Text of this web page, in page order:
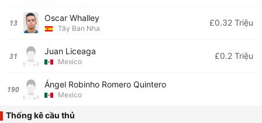
13 Oscar Whalley
Tây Ban Nha
£0.32 Triệu
31 Juan Liceaga
Mexico
£0.2 Triệu
190 Ángel Robinho Romero Quintero
Mexico
Thống kê cầu thủ